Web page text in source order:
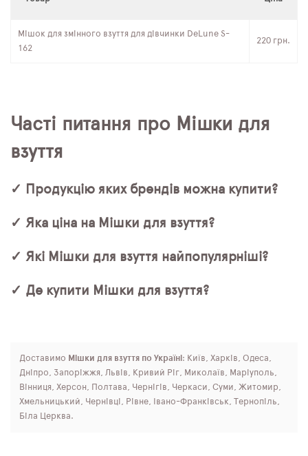
Мішок для змінного взуття для дівчинки DeLune S-
162
220 грн.
Часті питання про Мішки для
взуття
✓ Продукцію яких брендів можна купити?
✓ Яка ціна на Мішки для взуття?
✓ Які Мішки для взуття найпопулярніші?
✓ Де купити Мішки для взуття?
Доставимо Мішки для взуття по Україні : Київ, Харків, Одеса,
Дніпро, Запоріжжя, Львів, Кривий Ріг, Миколаїв, Маріуполь,
Вінниця, Херсон, Полтава, Чернігів, Черкаси, Суми, Житомир,
Хмельницький, Чернівці, Рівне, Івано-Франківськ, Тернопіль,
Біла Церква.